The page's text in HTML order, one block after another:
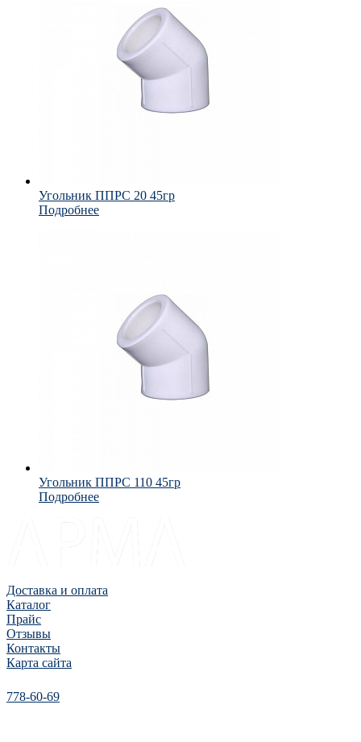
Угольник ППРС 20 45гр
Подробнее
Угольник ППРС 110 45гр
Подробнее
Доставка и оплата
Каталог
Прайс
Отзывы
Контакты
Карта сайта
778-60-69